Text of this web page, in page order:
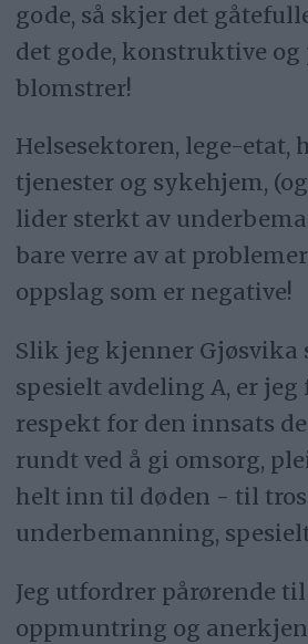
gode, så skjer det
det gode, konstruktive og
blomstrer!
Helsesektoren, lege-etat,
tjenester og sykehjem,
lider sterkt av
bare verre av at
oppslag som er negative!
Slik jeg kjenner Gjøsvika
spesielt avdeling A, er
respekt for den innsats
rundt ved å gi omsorg,
helt inn til døden - til
underbemanning,
Jeg utfordrer pårørende
oppmuntring og